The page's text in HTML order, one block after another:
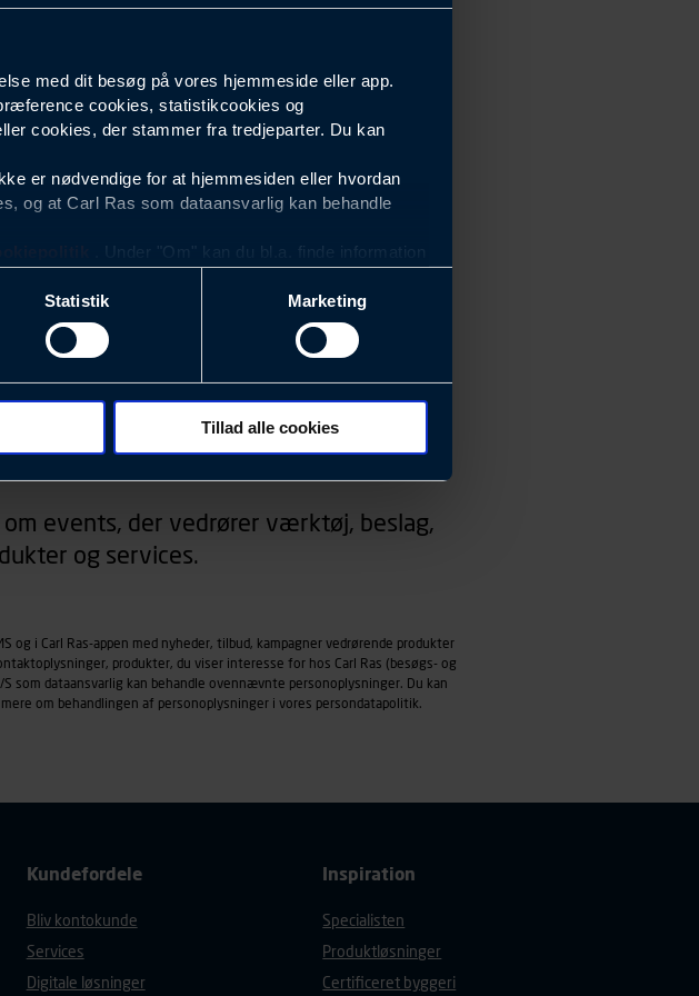
med dit besøg på vores hjemmeside eller app.
cookies, statistikcookies og
cookies, der stammer fra tredjeparter. Du kan
er nødvendige for at hjemmesiden eller hvordan
og at Carl Ras som dataansvarlig kan behandle
. Under "Om" kan du bl.a. finde information
brugervenlighed og effektiviteten af vores
mest populære, og som derfor skal være nemme at
browsertype, søgeord, IP-adresse,
der anvendes.
på vores hjemmeside og apps med
informationer om enhedstype (computer,
information om behandling af
Statistik Marketing
Tillad alle cookies
events, der vedrører værktøj, beslag,
og services.
i Carl Ras-appen med nyheder, tilbud, kampagner vedrørende produkter
produkter, du viser interesse for hos Carl Ras (besøgs- og
som dataansvarlig kan behandle ovennævnte personoplysninger. Du kan
om behandlingen af personoplysninger i vores persondatapolitik.
Kundefordele
Bliv kontokunde
Services
Digitale løsninger
Inspiration
Specialisten
Produktløsninger
Certificeret byggeri